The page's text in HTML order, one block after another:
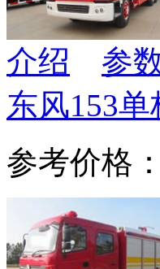
介绍
参
东风153
参考价格